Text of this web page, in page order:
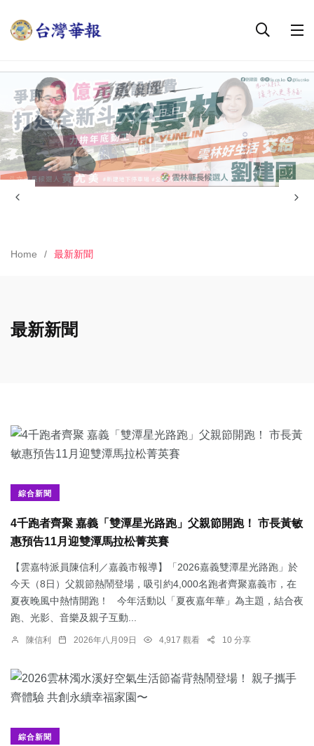
Home 最新新聞
最新新聞
綜合新聞
4千跑者齊聚 嘉義「雙潭星光路跑」父親節開跑！ 市長黃敏
惠預告11月迎雙潭馬拉松菁英賽
【雲嘉特派員陳信利／嘉義市報導】「2026嘉義雙潭星光路跑」於
今天（8日）父親節熱鬧登場，吸引約4,000名跑者齊聚嘉義市，在
夏夜晚風中熱情開跑！ 今年活動以「夏夜嘉年華」為主題，結合夜
跑、光影、音樂及親子互動...
陳信利 2026年八月09日 4,917 觀看 10 分享
綜合新聞